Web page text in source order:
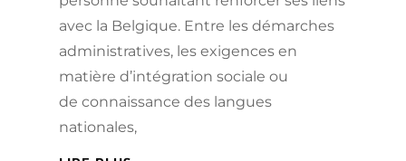
avec la Belgique. Entre les démarches
administratives, les exigences en
matière d’intégration sociale ou
de connaissance des langues
nationales,